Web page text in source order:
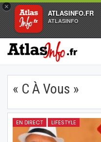
×
ATLASINFO.FR
ATLASINFO
« C À Vous »
EN DIRECT LIFESTYLE